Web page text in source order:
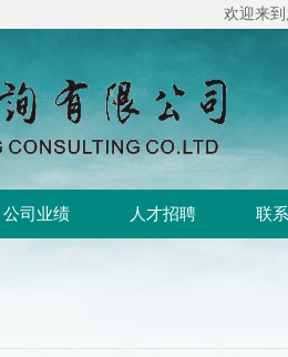
欢迎来到
公司业绩 人才招聘 联